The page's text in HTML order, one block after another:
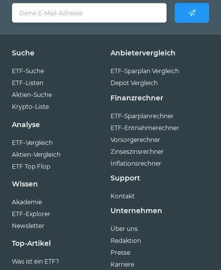
Suche
ETF-Suche
ETF-Listen
Aktien-Suche
Krypto-Liste
Analyse
ETF-Vergleich
Aktien-Vergleich
ETF Top Flop
Wissen
Akademie
ETF-Explorer
Newsletter
Top-Artikel
Was ist ein ETF?
Anbietervergleich
ETF-Sparplan Vergleich
Depot Vergleich
Finanzrechner
ETF-Sparplanrechner
ETF-Entnahmerechner
Vorsorgerechner
Zinseszinsrechner
Inflationsrechner
Support
Kontakt
Unternehmen
Über uns
Redaktion
Presse
Karriere